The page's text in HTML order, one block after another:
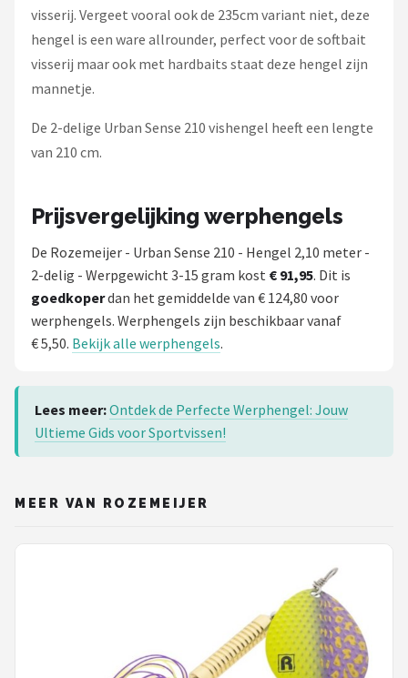
visserij. Vergeet vooral ook de 235cm variant niet, deze
hengel is een ware allrounder, perfect voor de softbait
visserij maar ook met hardbaits staat deze hengel zijn
mannetje.
De 2-delige Urban Sense 210 vishengel heeft een lengte
van 210 cm.
Prijsvergelijking werphengels
De Rozemeijer - Urban Sense 210 - Hengel 2,10 meter -
2-delig - Werpgewicht 3-15 gram kost € 91,95. Dit is
goedkoperdan het gemiddelde van € 124,80 voor
werphengels. Werphengels zijn beschikbaar vanaf
€ 5,50. Bekijk alle werphengels.
Lees meer:Ontdek de Perfecte Werphengel: Jouw
Ultieme Gids voor Sportvissen!
MEER VAN ROZEMEIJER